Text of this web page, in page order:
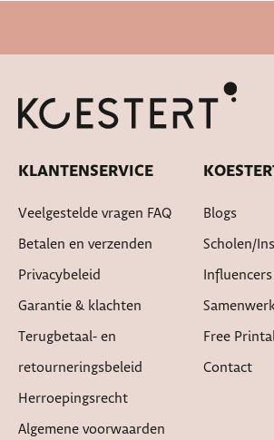
KLANTENSERVICE
Veelgestelde vragen FAQ
Betalen en verzenden
Privacybeleid
Garantie & klachten
Terugbetaal- en
retourneringsbeleid
Herroepingsrecht
Algemene voorwaarden
Blogs
Scholen/
Free
Contact